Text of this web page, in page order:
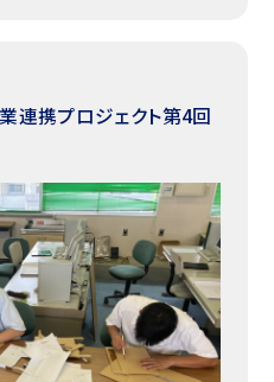
連携プロジェクト第4回